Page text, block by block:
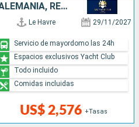
BÉLGICA, PAISES BAJOS, ALEMANIA, REINO UNIDO, FRANCIA
Le Havre 29/11/2027
US$ 2,576 +Tasas
Servicio de mayordomo las 24h
Espacios exclusivos Yacht Club
Todo incluido
Comidas incluidas